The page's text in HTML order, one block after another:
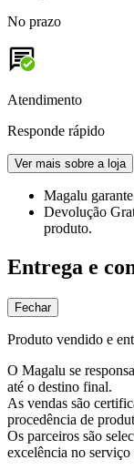
No prazo
Atendimento
Responde rápido
Ver mais sobre a loja
Magalu garante
Devolução
produto.
Entrega e
Fechar
Produto vendido e
O Magalu se
até o destino final.
As vendas são
procedência de
Os parceiros são
excelência no